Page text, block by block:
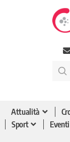
Attualità
Sport
Eventi